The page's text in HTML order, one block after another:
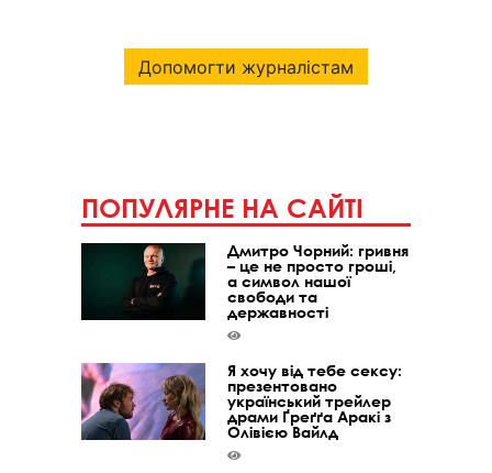
Допомогти журналістам
ПОПУЛЯРНЕ НА САЙТІ
Дмитро Чорний: гривня
– це не просто гроші,
а символ нашої
свободи та
державності
Я хочу від тебе сексу:
презентовано
український трейлер
драми Ґреґґа Аракі з
Олівією Вайлд